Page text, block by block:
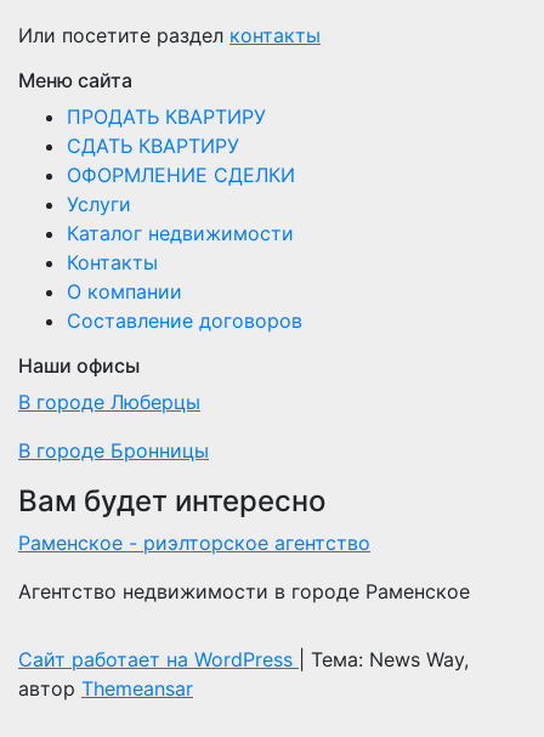
Или посетите раздел контакты
Меню сайта
ПРОДАТЬ КВАРТИРУ
СДАТЬ КВАРТИРУ
ОФОРМЛЕНИЕ СДЕЛКИ
Услуги
Каталог недвижимости
Контакты
О компании
Составление договоров
Наши офисы
В городе Люберцы
В городе Бронницы
Вам будет интересно
Раменское - риэлторское агентство
Агентство недвижимости в городе Раменское
Сайт работает на WordPress
Тема: News Way,
автор Themeansar